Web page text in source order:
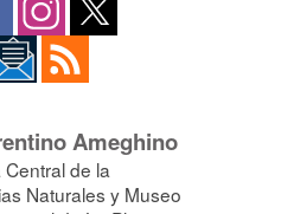
Ameghino
Central de la
Naturales y Museo